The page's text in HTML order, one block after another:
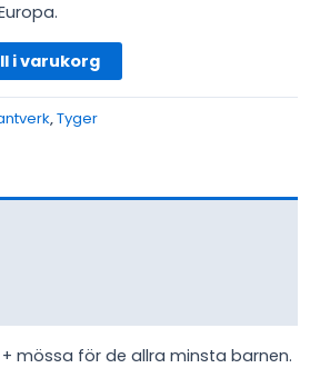
i varukorg
,Tyger
mössa för de allra minsta barnen.